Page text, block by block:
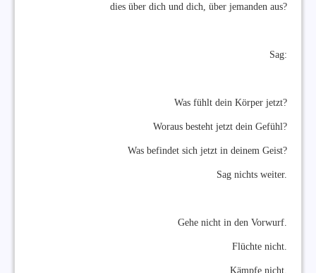
dies über dich und dich, über jemanden aus?
Sag:
Was fühlt dein Körper jetzt?
Woraus besteht jetzt dein Gefühl?
Was befindet sich jetzt in deinem Geist?
Sag nichts weiter.
Gehe nicht in den Vorwurf.
Flüchte nicht.
Kämpfe nicht.